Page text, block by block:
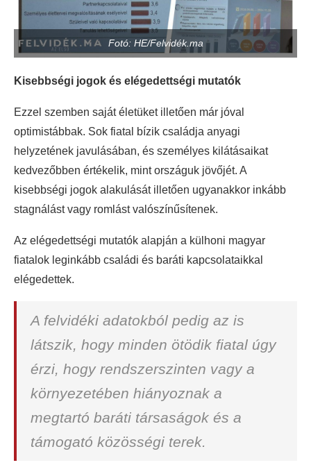
Fotó: HE/Felvidék.ma
Kisebbségi jogok és elégedettségi mutatók
Ezzel szemben saját életüket illetően már jóval
optimistábbak. Sok fiatal bízik családja anyagi
helyzetének javulásában, és személyes kilátásaikat
kedvezőbben értékelik, mint országuk jövőjét. A
kisebbségi jogok alakulását illetően ugyanakkor inkább
stagnálást vagy romlást valószínűsítenek.
Az elégedettségi mutatók alapján a külhoni magyar
fiatalok leginkább családi és baráti kapcsolataikkal
elégedettek.
A felvidéki adatokból pedig az is
látszik, hogy minden ötödik fiatal úgy
érzi, hogy rendszerszinten vagy a
környezetében hiányoznak a
megtartó baráti társaságok és a
támogató közösségi terek.